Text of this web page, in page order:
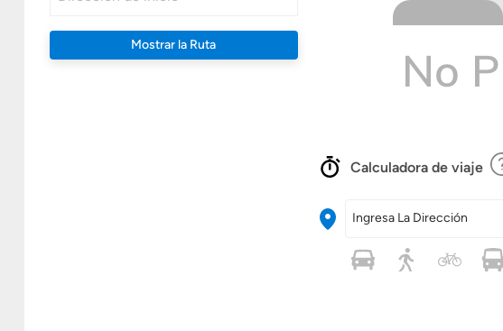
Mostrar la Ruta
Calculadora de viaje
Ingresa La Dirección